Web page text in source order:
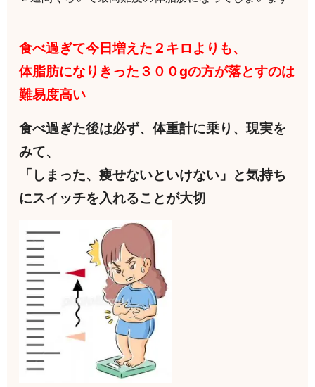
食べ過ぎて今日増えた２キロよりも、
体脂肪になりきった３００gの方が落とすのは
難易度高い
食べ過ぎた後は必ず、体重計に乗り、現実を
みて、
「しまった、痩せないといけない」と気持ち
にスイッチを入れることが大切